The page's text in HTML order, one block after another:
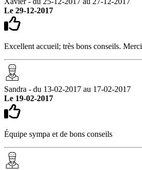
Le 29-12-2017
Excellent accueil; très bons conseils. Merci
Sandra - du 13-02-2017 au 17-02-2017
Le 19-02-2017
Équipe sympa et de bons conseils